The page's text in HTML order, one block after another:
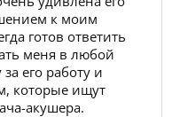
к моим
готов ответить
меня в любой
его работу и
которые ищут
акушера.